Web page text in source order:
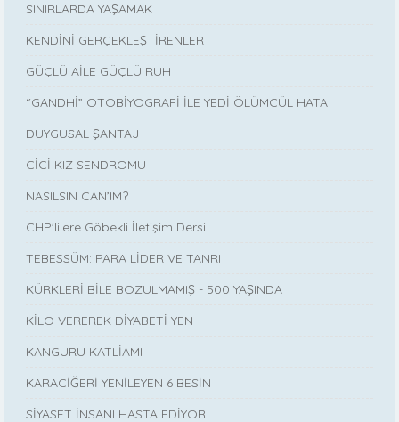
SINIRLARDA YAŞAMAK
KENDİNİ GERÇEKLEŞTİRENLER
GÜÇLÜ AİLE GÜÇLÜ RUH
“GANDHİ” OTOBİYOGRAFİ İLE YEDİ ÖLÜMCÜL HATA
DUYGUSAL ŞANTAJ
CİCİ KIZ SENDROMU
NASILSIN CAN’IM?
CHP'lilere Göbekli İletişim Dersi
TEBESSÜM: PARA LİDER VE TANRI
KÜRKLERİ BİLE BOZULMAMIŞ - 500 YAŞINDA
KİLO VEREREK DİYABETİ YEN
KANGURU KATLİAMI
KARACİĞERİ YENİLEYEN 6 BESİN
SİYASET İNSANI HASTA EDİYOR